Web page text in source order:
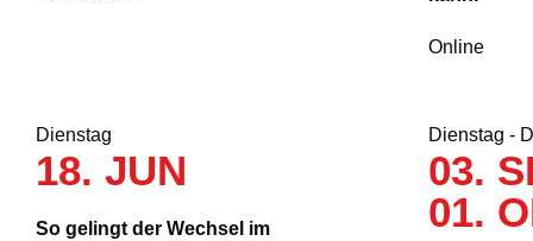
Online
Dienstag
18. JUN
So gelingt der Wechsel im
Dienstag -
03.
01.